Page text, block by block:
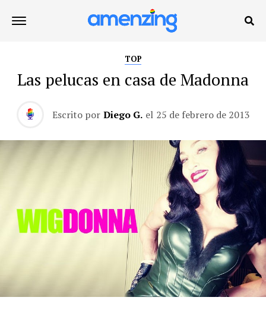
TOP
Las pelucas en casa de Madonna
Escrito por Diego G. el 25 de febrero de 2013